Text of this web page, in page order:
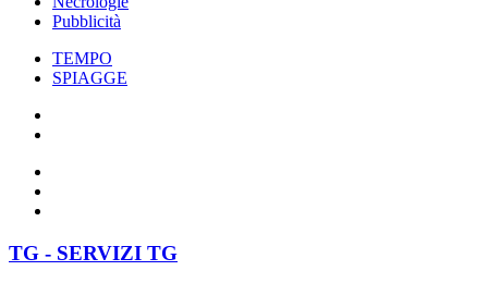
Pubblicità
TEMPO
SPIAGGE
TG - SERVIZI TG